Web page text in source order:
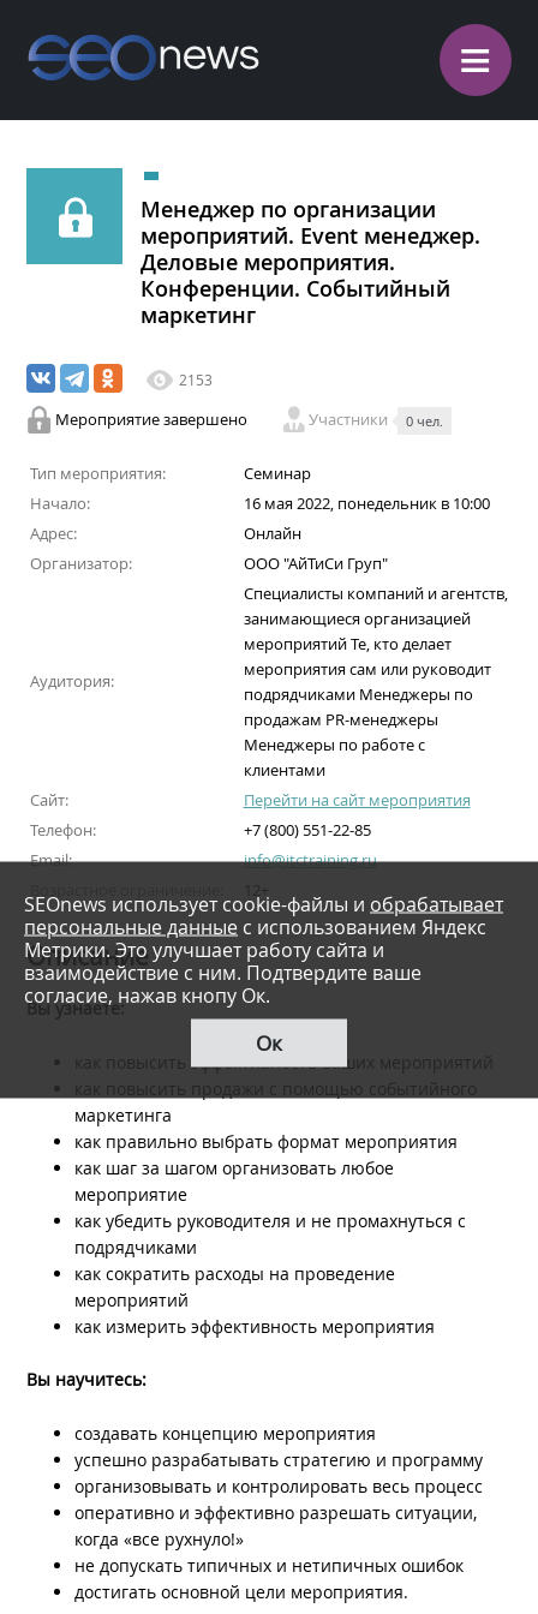
≡
Менеджер по организации
мероприятий. Еvent менеджер.
Деловые мероприятия.
Конференции. Событийный
маркетинг
2153
Мероприятие завершено Участники 0 чел.
Тип мероприятия:
Семинар
Начало:
16 мая 2022, понедельник в 10:00
Адрес:
Онлайн
Организатор:
ООО "АйТиСи Груп"
Аудитория:
Специалисты компаний и агентств,
занимающиеся организацией
мероприятий Те, кто делает
мероприятия сам или руководит
подрядчиками Менеджеры по
продажам PR-менеджеры
Менеджеры по работе с
клиентами
Сайт:
Перейти на сайт мероприятия
Телефон:
+7 (800) 551-22-85
Email:
info@itctraining.ru
12+
Описание
Вы узнаете:
как повысить эффективность ваших мероприятий
как повысить продажи с помощью событийного
маркетинга
как правильно выбрать формат мероприятия
как шаг за шагом организовать любое
мероприятие
как убедить руководителя и не промахнуться с
подрядчиками
как сократить расходы на проведение
мероприятий
как измерить эффективность мероприятия
Вы научитесь:
создавать концепцию мероприятия
успешно разрабатывать стратегию и программу
организовывать и контролировать весь процесс
оперативно и эффективно разрешать ситуации,
когда «все рухнуло!»
не допускать типичных и нетипичных ошибок
достигать основной цели мероприятия.
SEOnews использует cookie-файлы и обрабатывает
персональные данные с использованием Яндекс
Метрики. Это улучшает работу сайта и
взаимодействие с ним. Подтвердите ваше
согласие, нажав кнопу Ок.
Ок